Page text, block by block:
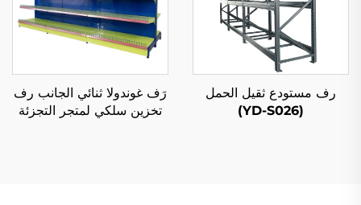
رف مستودع ثقيل الحمل
(YD-S026)
رَف غوندولا ثنائي الجانب رف
تخزين سلكي لمتجر التجزئة